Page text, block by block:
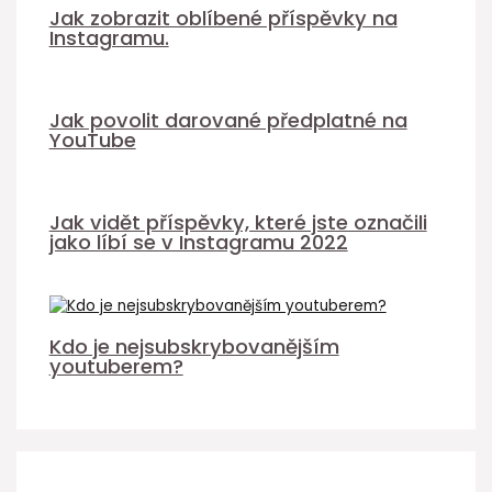
Jak zobrazit oblíbené příspěvky na
Instagramu.
Jak povolit darované předplatné na
YouTube
Jak vidět příspěvky, které jste označili
jako líbí se v Instagramu 2022
Kdo je nejsubskrybovanějším
youtuberem?